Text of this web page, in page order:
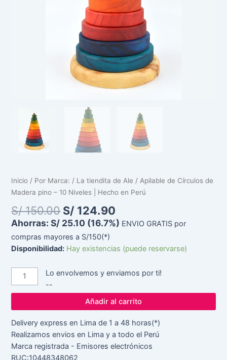
Inicio / Por Marca: / La tiendita de Ale / Apilable de Círculos de
Madera pino – 10 Niveles | Hecho en Perú
S/150.00 S/ 124.90
Ahorras: S/ 25.10 (16.7%) ENVIO GRATIS por
compras mayores a S/150(*)
Disponibilidad: Hay existencias (puede reservarse)
Añadir al carrito
Lo envolvemos y enviamos por ti!
--
Delivery express en Lima de 1 a 48 horas(*)
Realizamos envios en Lima y a todo el Perú
Marca registrada - Emisores electrónicos
RUC:10448348062